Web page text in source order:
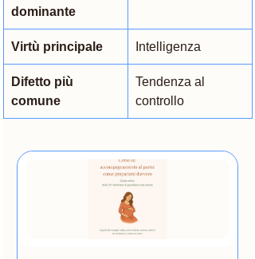
dominante
Virtù principale Intelligenza
Difetto più
comune
Tendenza al
controllo